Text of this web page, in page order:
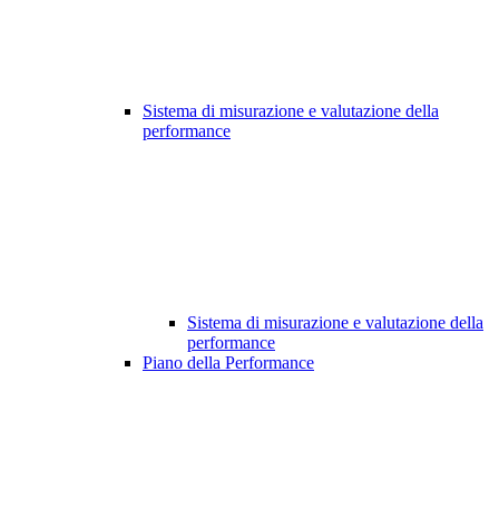
Sistema di misurazione e valutazione della
performance
Sistema di misurazione e valutazione della
performance
Piano della Performance